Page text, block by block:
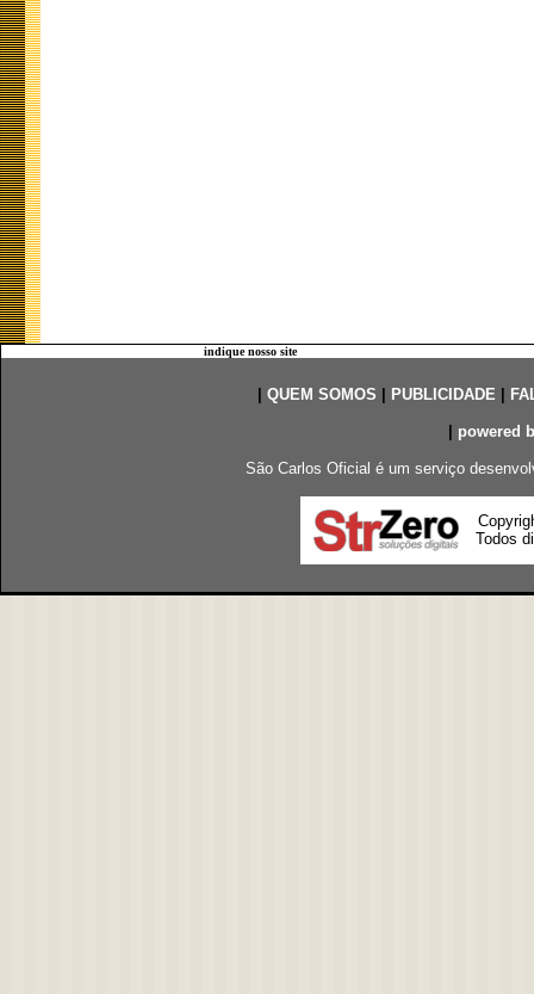
indique nosso site
QUEM SOMOS PUBLICIDADE|
powered
São Carlos Oficial é um serviço
Todos